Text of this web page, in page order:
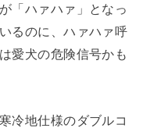
「ハァハァ」となっ
るのに、ハァハァ呼
愛犬の危険信号かも
冷地仕様のダブルコ